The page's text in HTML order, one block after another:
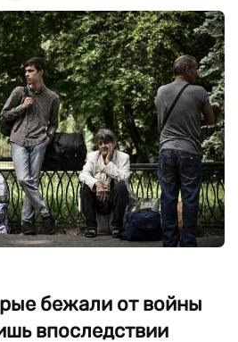
бежали от войны
впоследствии